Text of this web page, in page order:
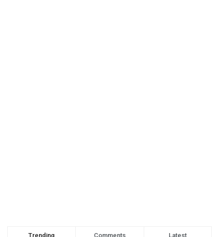
Trending Comments Latest